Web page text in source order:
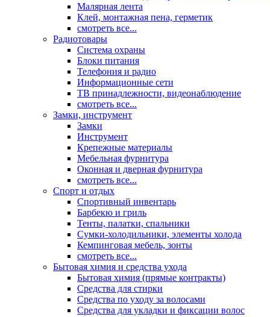
Малярная лента
Клей, монтажная пена, герметик
смотреть все...
Радиотовары
Система охраны
Блоки питания
Телефония и радио
Информационные сети
ТВ принадлежности, видеонаблюдение
смотреть все...
Замки, инструмент
Замки
Инструмент
Крепежные материалы
Мебельная фурнитура
Оконная и дверная фурнитура
смотреть все...
Спорт и отдых
Спортивный инвентарь
Барбекю и гриль
Тенты, палатки, спальники
Сумки-холодильники, элементы холода
Кемпинговая мебель, зонты
смотреть все...
Бытовая химия и средства ухода
Бытовая химия (прямые контракты)
Средства для стирки
Средства по уходу за волосами
Средства для укладки и фиксации волос